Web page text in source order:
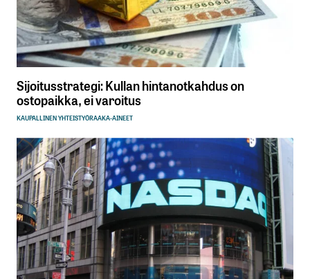
Sijoitusstrategi: Kullan hintanotkahdus on
ostopaikka, ei varoitus
KAUPALLINEN YHTEISTYÖRAAKA-AINEET